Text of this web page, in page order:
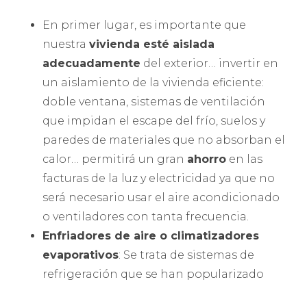
En primer lugar, es importante que
nuestra vivienda esté aislada
adecuadamente del exterior… invertir en
un aislamiento de la vivienda eficiente:
doble ventana, sistemas de ventilación
que impidan el escape del frío, suelos y
paredes de materiales que no absorban el
calor… permitirá un gran ahorro en las
facturas de la luz y electricidad ya que no
será necesario usar el aire acondicionado
o ventiladores con tanta frecuencia.
Enfriadores de aire o climatizadores
evaporativos: Se trata de sistemas de
refrigeración que se han popularizado